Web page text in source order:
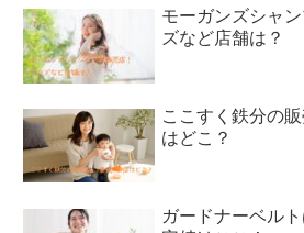
モーガンズシャ
ズなど店舗は？
ここすく鉄分の
はどこ？
ガードナーベル